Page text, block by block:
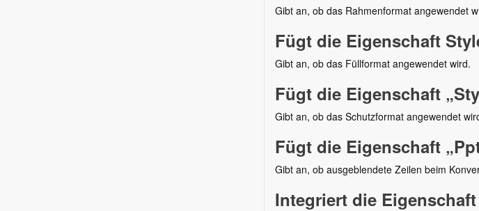
Gibt an, ob das Rahmenformat angewendet
Fügt die Eigenschaft
Gibt an, ob das Füllformat angewendet wird.
Fügt die Eigenschaft
Gibt an, ob das Schutzformat angewendet
Fügt die Eigenschaft
Gibt an, ob ausgeblendete Zeilen beim
Integriert die Eigenschaft